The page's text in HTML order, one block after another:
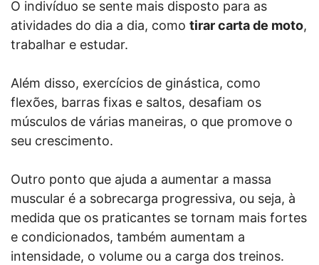
O indivíduo se sente mais disposto para as
atividades do dia a dia, como tirar carta de moto,
trabalhar e estudar.
Além disso, exercícios de ginástica, como
flexões, barras fixas e saltos, desafiam os
músculos de várias maneiras, o que promove o
seu crescimento.
Outro ponto que ajuda a aumentar a massa
muscular é a sobrecarga progressiva, ou seja, à
medida que os praticantes se tornam mais fortes
e condicionados, também aumentam a
intensidade, o volume ou a carga dos treinos.